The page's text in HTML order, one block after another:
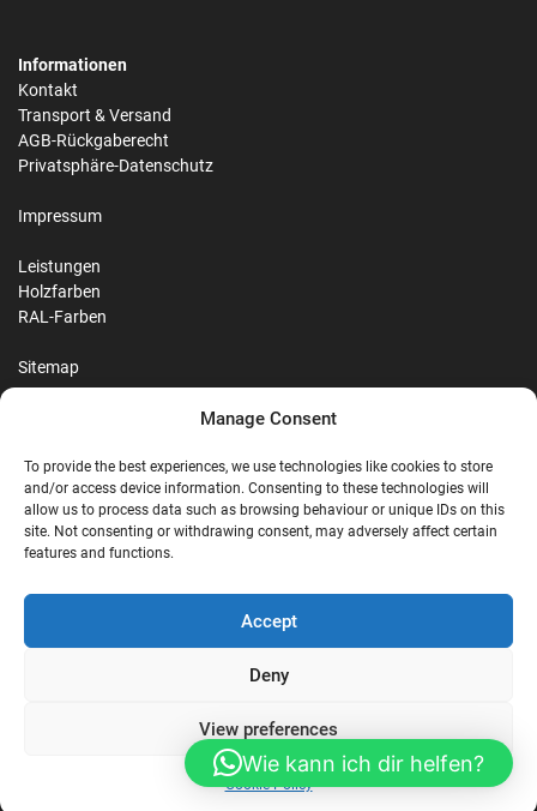
Manage Consent
To provide the best experiences, we use technologies like cookies to store
and/or access device information. Consenting to these technologies will
allow us to process data such as browsing behaviour or unique IDs on this
site. Not consenting or withdrawing consent, may adversely affect certain
features and functions.
Accept
Deny
View preferences
Cookie Policy
Informationen
Kontakt
Transport & Versand
AGB-Rückgaberecht
Privatsphäre-Datenschutz
Impressum
Leistungen
Holzfarben
RAL-Farben
Sitemap
G Google Reviews
reviews
Wie kann ich dir helfen?